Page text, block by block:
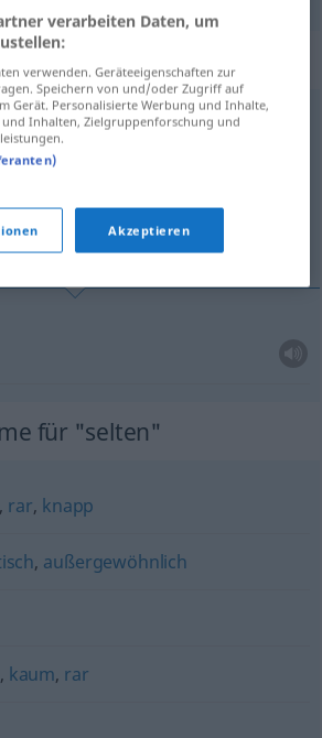
: Adverb
für "selten"
, rar, knapp
, außergewöhnlich
, kaum, rar
verarbeiten Daten, um
verwenden. Geräteeigenschaften zur
Speichern von und/oder Zugriff auf
Gerät. Personalisierte Werbung und Inhalte,
Inhalten, Zielgruppenforschung und
Akzeptieren